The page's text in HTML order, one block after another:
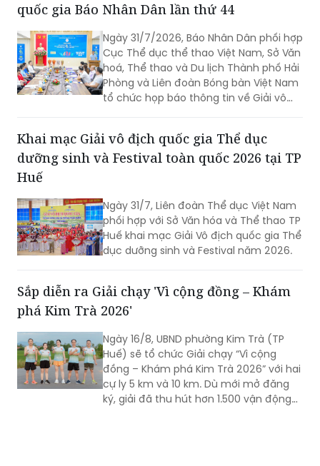
quốc gia Báo Nhân Dân lần thứ 44
Ngày 31/7/2026, Báo Nhân Dân phối hợp
Cục Thể dục thể thao Việt Nam, Sở Văn
hoá, Thể thao và Du lịch Thành phố Hải
Phòng và Liên đoàn Bóng bàn Việt Nam
tổ chức họp báo thông tin về Giải vô
năm 2026.
Khai mạc Giải vô địch quốc gia Thể dục
dưỡng sinh và Festival toàn quốc 2026 tại TP
Huế
Ngày 31/7, Liên đoàn Thể dục Việt Nam
phối hợp với Sở Văn hóa và Thể thao TP
Huế khai mạc Giải Vô địch quốc gia Thể
dục dưỡng sinh và Festival năm 2026.
Sắp diễn ra Giải chạy 'Vì cộng đồng – Khám
phá Kim Trà 2026'
Ngày 16/8, UBND phường Kim Trà (TP
Huế) sẽ tổ chức Giải chạy “Vì cộng
đồng – Khám phá Kim Trà 2026” với hai
cự ly 5 km và 10 km. Dù mới mở đăng
ký, giải đã thu hút hơn 1.500 vận động